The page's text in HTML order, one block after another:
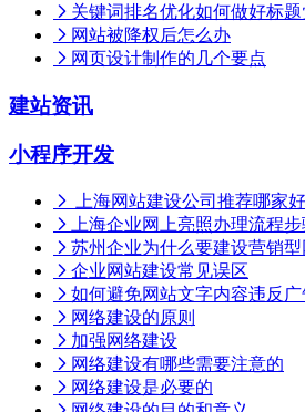
关键词排名优化如何做好标题
网站被降权后怎么办
网页设计制作的几个要点
建站资讯
小程序开发
上海网站建设公司推荐哪家
上海企业网上亮照办理流程步
苏州企业为什么要建设营销型
企业网站建设常见误区
如何避免网站文字内容违反广
网络建设的原则
加强网络建设
网络建设有哪些需要注意的
网络建设是必要的